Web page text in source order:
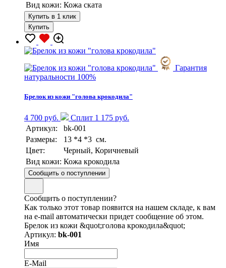
Вид кожи: Кожа ската
Купить в 1 клик
Купить
Гарантия
натуральности 100%
Брелок из кожи "голова крокодила"
4 700 руб.
Сплит 1 175 руб.
Артикул:
bk-001
Размеры:
13 *4 *3 см.
Цвет:
Черный, Коричневый
Вид кожи: Кожа крокодила
Сообщить о поступлении
Сообщить о поступлении?
Как только этот товар появится на нашем складе, к вам
на e-mail автоматически придет сообщение об этом.
Брелок из кожи &quot;голова крокодила&quot;
Артикул: bk-001
Имя
E-Mail